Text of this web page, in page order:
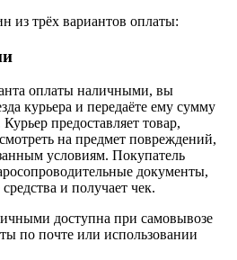
из трёх вариантов оплаты:
оплаты наличными, вы
курьера и передаёте ему сумму
предоставляет товар,
на предмет повреждений,
условиям. Покупатель
документы,
и получает чек.
доступна при самовывозе
по почте или использовании